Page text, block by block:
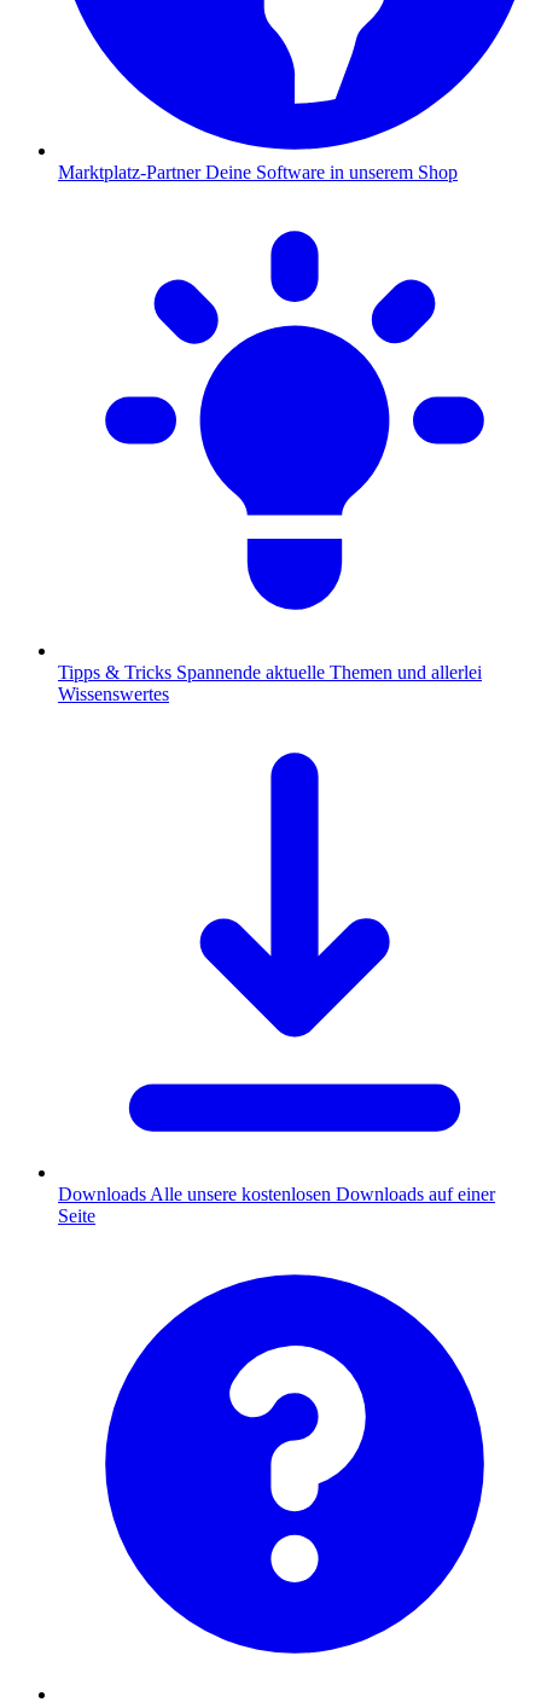
Marktplatz-Partner Deine Software in unserem Shop
Tipps & Tricks Spannende aktuelle Themen und allerlei
Wissenswertes
Downloads Alle unsere kostenlosen Downloads auf einer
Seite